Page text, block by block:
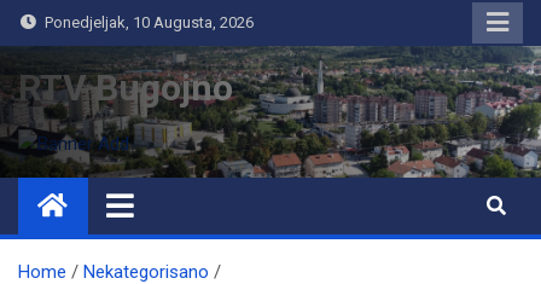
Ponedjeljak, 10 Augusta, 2026
RTV Bugojno
Home
Nekategorisano